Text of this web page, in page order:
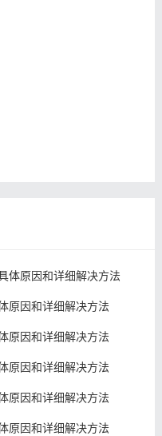
体原因和详细解决方法
原因和详细解决方法
原因和详细解决方法
原因和详细解决方法
原因和详细解决方法
原因和详细解决方法